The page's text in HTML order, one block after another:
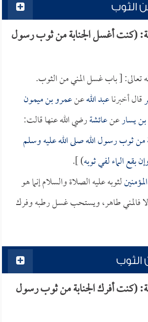
الثوب
(كنت أغسل الجنابة من ثوب رسول
تعالى: [ باب غسل المني من الثوب.
قال أخبرناعبد اللهعنعمرو بن ميمون
يسارعنعائشةرضي الله عنها قالت:
ثوب رسول الله صلى الله عليه وسلم
بقع الماء لفي ثوبه) ].
لثوبه عليه الصلاة والسلام إنما هو
فالمني طاهر، ويستحب غسل رطبه وفرك
أفرك الجنابة من ثوب رسول